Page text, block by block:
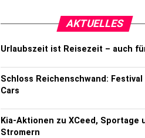
AKTUELLES
Urlaubszeit ist Reisezeit – auch
Schloss Reichenschwand:
Cars
Kia-Aktionen zu XCeed, Sportage
Stromern